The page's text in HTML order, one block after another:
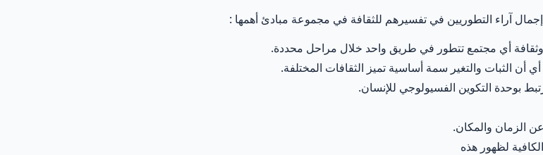
آراء التطوريين في تفسيرهم للثقافة في مجموعة مبادئ أهمها :
وثقافة أي مجتمع تتطور في طريق واحد خلال مراحل محددة.
أن الثبات والتغير سمة أساسية تميز الثقافات المختلفة.
بوحدة التكوين الفسيولوجي للإنسان.
الزمان والمكان.
لظهور هذه